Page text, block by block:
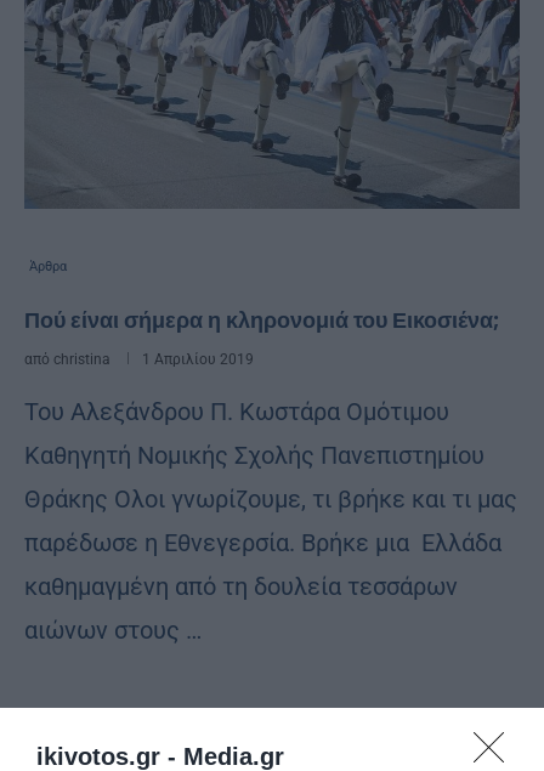
ikivotos.gr - Media.gr
Άρθρα
Πού είναι σήμερα η κληρονομιά του Εικοσιένα;
από christina 1 Απριλίου 2019
Toυ Αλεξάνδρου Π. Κωστάρα Ομότιμου
Καθηγητή Νομικής Σχολής Πανεπιστημίου
Θράκης Ολοι γνωρίζουμε, τι βρήκε και τι μας
παρέδωσε η Εθνεγερσία. Βρήκε μια Ελλάδα
καθημαγμένη από τη δουλεία τεσσάρων
αιώνων στους …